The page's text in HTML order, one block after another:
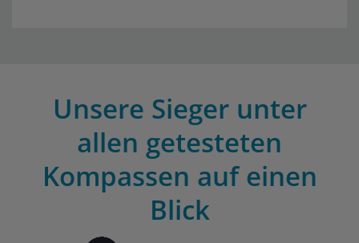
Unsere Sieger unter
allen getesteten
Kompassen auf einen
Blick